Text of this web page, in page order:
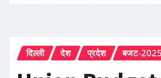
दिल्ली देश प्रदेश बजट-2025